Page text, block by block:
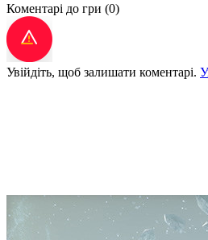
Коментарі до гри (0)
Увійдіть, щоб залишати коментарі.